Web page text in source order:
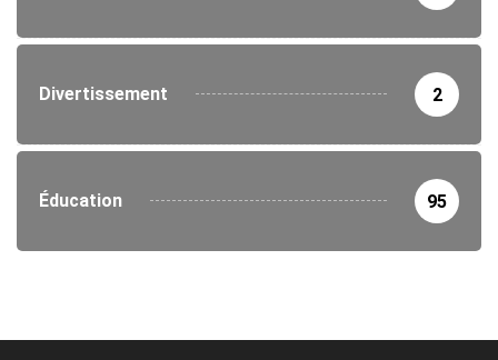
Divertissement 2
Éducation 95